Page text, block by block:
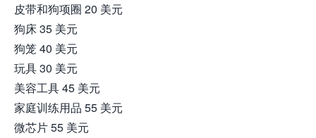
皮带和狗项圈 20 美元
狗床 35 美元
狗笼 40 美元
玩具 30 美元
美容工具 45 美元
家庭训练用品 55 美元
微芯片 55 美元